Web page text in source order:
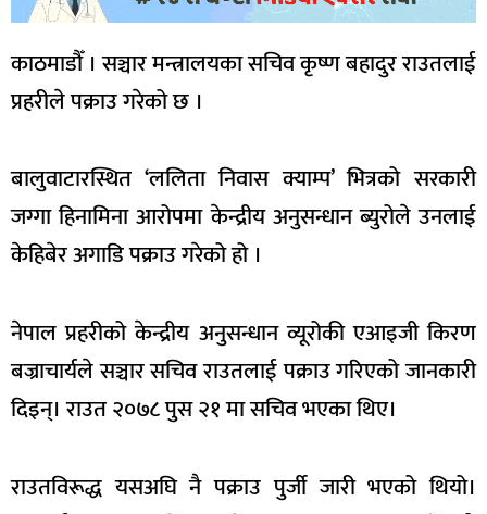
काठमाडौँ । सञ्चार मन्त्रालयका सचिव कृष्ण बहादुर राउतलाई
प्रहरीले पक्राउ गरेको छ ।
बालुवाटारस्थित ‘ललिता निवास क्याम्प’ भित्रको सरकारी
जग्गा हिनामिना आरोपमा केन्द्रीय अनुसन्धान ब्युरोले उनलाई
केहिबेर अगाडि पक्राउ गरेको हो ।
नेपाल प्रहरीको केन्द्रीय अनुसन्धान व्यूरोकी एआइजी किरण
बज्राचार्यले सञ्चार सचिव राउतलाई पक्राउ गरिएको जानकारी
दिइन्। राउत २०७८ पुस २१ मा सचिव भएका थिए।
राउतविरूद्ध यसअघि नै पक्राउ पुर्जी जारी भएको थियो।